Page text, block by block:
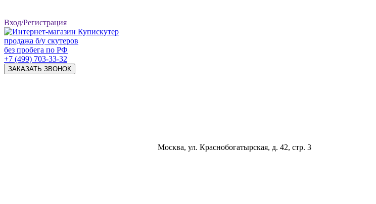
Вход/Регистрация
продажа б/у скутеров
без пробега по РФ
+7 (499) 703-33-32
ЗАКАЗАТЬ ЗВОНОК
Москва, ул. Краснобогатырская, д. 42, стр. 3